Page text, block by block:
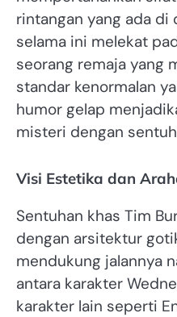
rintangan yang ada
selama ini melekat
seorang remaja yang
standar kenormalan
humor gelap
misteri dengan
Visi Estetika dan
Sentuhan khas Tim
dengan arsitektur
mendukung jalannya
antara karakter
karakter lain seperti